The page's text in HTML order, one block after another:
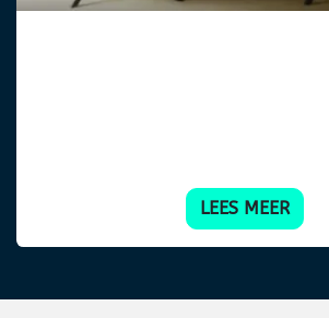
LEES MEER